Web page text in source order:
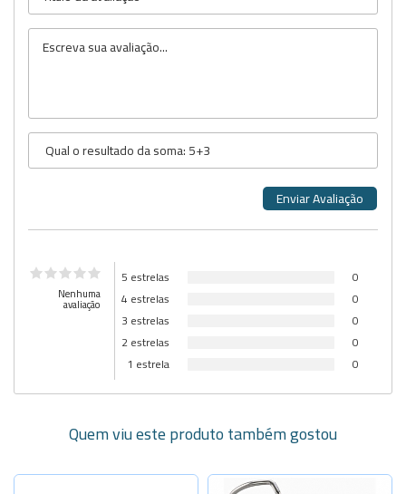
Nenhuma
avaliação
5 estrelas
0
4 estrelas
0
3 estrelas
0
2 estrelas
0
1 estrela
0
Quem viu este produto também gostou